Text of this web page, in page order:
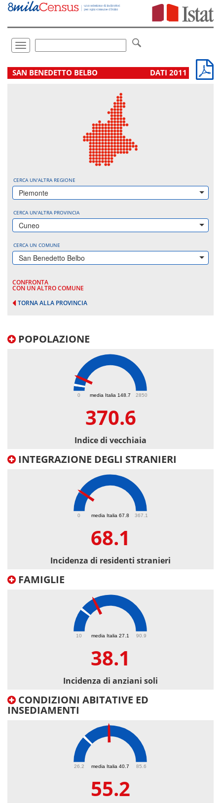
Vai
direttamente
Toggle
navigation
.
SAN BENEDETTO BELBO DATI 2011
CERCA UN'ALTRA REGIONE
Piemonte
CERCA UN'ALTRA PROVINCIA
Cuneo
CERCA UN COMUNE
San Benedetto Belbo
CONFRONTA
CON UN ALTRO COMUNE
TORNA ALLA PROVINCIA
POPOLAZIONE
media Italia 148.7
0 2850
370.6
Indice di vecchiaia
INTEGRAZIONE DEGLI STRANIERI
media Italia 67.8
0 367.1
68.1
Incidenza di residenti stranieri
FAMIGLIE
media Italia 27.1
10 90.9
38.1
Incidenza di anziani soli
CONDIZIONI ABITATIVE ED
INSEDIAMENTI
media Italia 40.7
26.2 85.6
55.2